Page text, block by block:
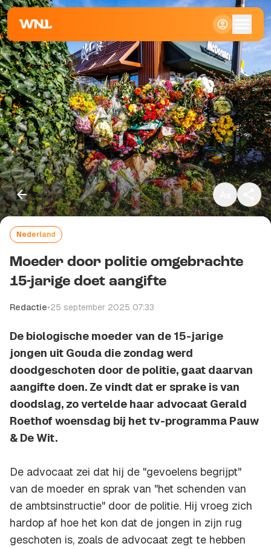
Klein
Standaard
Groot
Nederland
Moeder door politie omgebrachte
15-jarige doet aangifte
Redactie•25 september 2025 07:33
De biologische moeder van de 15-jarige
jongen uit Gouda die zondag werd
doodgeschoten door de politie, gaat daarvan
aangifte doen. Ze vindt dat er sprake is van
doodslag, zo vertelde haar advocaat Gerald
Roethof woensdag bij het tv-programma Pauw
& De Wit.
De advocaat zei dat hij de "gevoelens begrijpt"
van de moeder en sprak van "het schenden van
de ambtsinstructie" door de politie. Hij vroeg zich
hardop af hoe het kon dat de jongen in zijn rug
geschoten is, zoals de advocaat zegt te hebben